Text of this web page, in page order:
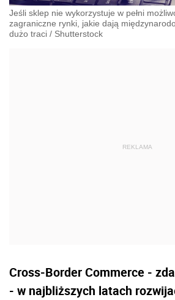
Jeśli sklep nie wykorzystuje w pełni
zagraniczne rynki, jakie dają
dużo traci / Shutterstock
Cross-Border Commerce -
- w najbliższych latach